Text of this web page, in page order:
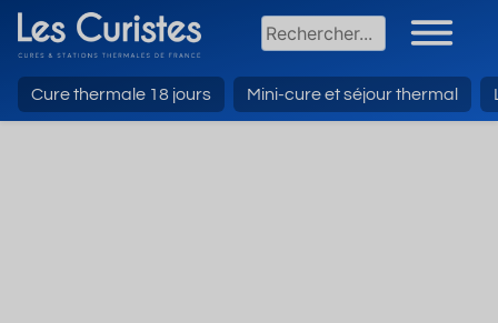
Cure thermale 18 jours Mini-cure et séjour thermal